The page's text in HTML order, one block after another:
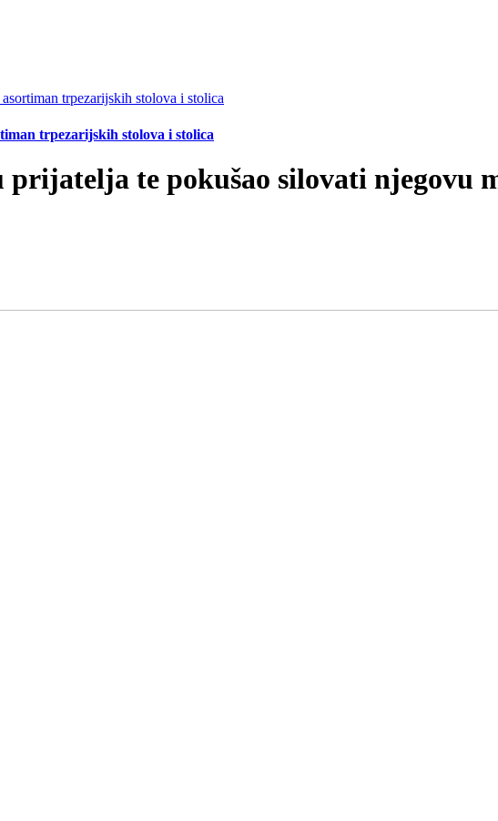
trpezarijskih stolova i stolica
prijatelja te pokušao silovati njegovu